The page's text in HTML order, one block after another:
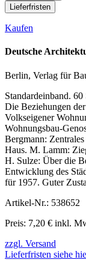
Lieferfristen
Kaufen
Deutsche
Berlin, Verlag für
Standardeinband.
Die Beziehungen
Volkseigener
Wohnungsbau-
Bergmann:
Haus. M. Lamm:
H. Sulze: Über die
Entwicklung des
für 1957. Guter
Artikel-Nr.: 538652
Preis: 7,20 € inkl.
zzgl. Versand
Lieferfristen siehe